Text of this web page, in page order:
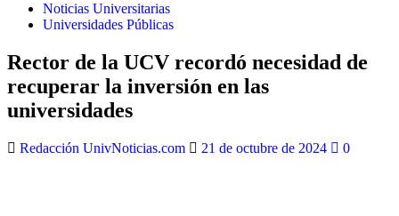
Noticias Universitarias
Universidades Públicas
Rector de la UCV recordó necesidad de
recuperar la inversión en las
universidades
Redacción UnivNoticias.com 21 de octubre de 2024 0